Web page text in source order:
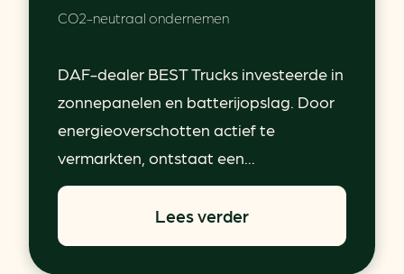
CO2-neutraal ondernemen
DAF-dealer BEST Trucks investeerde in
zonnepanelen en batterijopslag. Door
energieoverschotten actief te
vermarkten, ontstaat een...
Lees verder